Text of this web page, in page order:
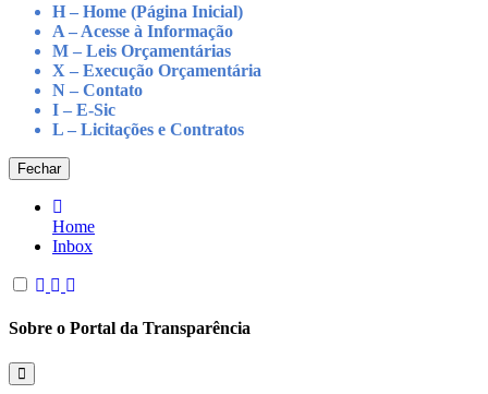
H – Home (Página Inicial)
A – Acesse à Informação
M – Leis Orçamentárias
X – Execução Orçamentária
N – Contato
I – E-Sic
L – Licitações e Contratos
Fechar
Home
Inbox
Sobre o Portal da Transparência